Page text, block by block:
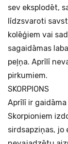
sev eksplodēt,
līdzsvaroti
kolēģiem vai
sagaidāmas
peļņa. Aprīlī
pirkumiem.
SKORPIONS
Aprīlī ir
Skorpioniem
sirdsapziņas, jo